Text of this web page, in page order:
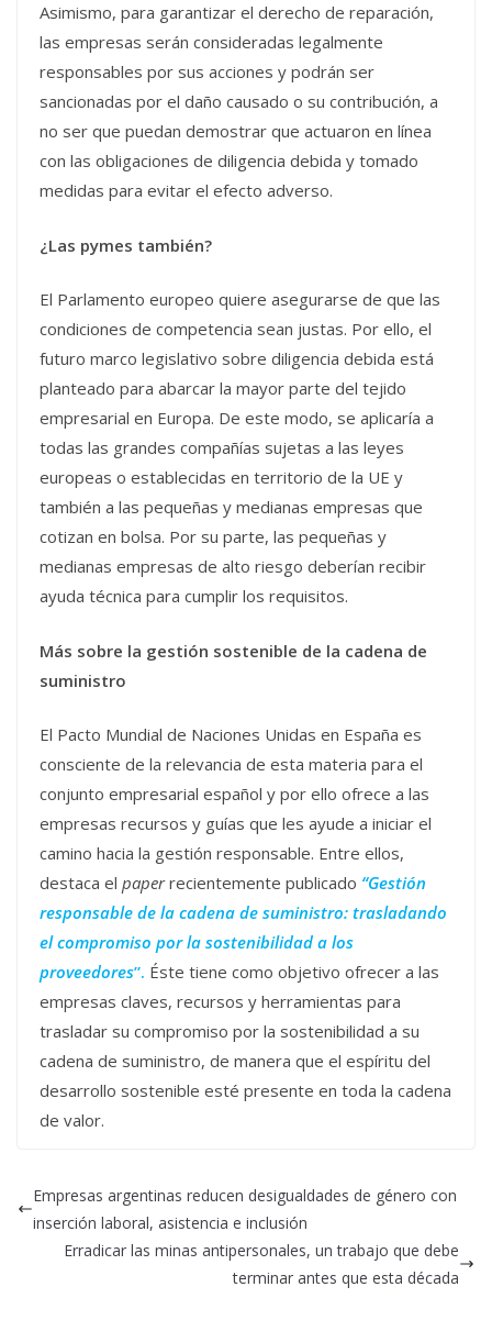
Asimismo, para garantizar el derecho de reparación,
las empresas serán consideradas legalmente
responsables por sus acciones y podrán ser
sancionadas por el daño causado o su contribución, a
no ser que puedan demostrar que actuaron en línea
con las obligaciones de diligencia debida y tomado
medidas para evitar el efecto adverso.
¿Las pymes también?
El Parlamento europeo quiere asegurarse de que las
condiciones de competencia sean justas. Por ello, el
futuro marco legislativo sobre diligencia debida está
planteado para abarcar la mayor parte del tejido
empresarial en Europa. De este modo, se aplicaría a
todas las grandes compañías sujetas a las leyes
europeas o establecidas en territorio de la UE y
también a las pequeñas y medianas empresas que
cotizan en bolsa. Por su parte, las pequeñas y
medianas empresas de alto riesgo deberían recibir
ayuda técnica para cumplir los requisitos.
Más sobre la gestión sostenible de la cadena de
suministro
El Pacto Mundial de Naciones Unidas en España es
consciente de la relevancia de esta materia para el
conjunto empresarial español y por ello ofrece a las
empresas recursos y guías que les ayude a iniciar el
camino hacia la gestión responsable. Entre ellos,
destaca el paperrecientemente publicado “Gestión
responsable de la cadena de suministro: trasladando
el compromiso por la sostenibilidad a los
proveedores”. Éste tiene como objetivo ofrecer a las
empresas claves, recursos y herramientas para
trasladar su compromiso por la sostenibilidad a su
cadena de suministro, de manera que el espíritu del
desarrollo sostenible esté presente en toda la cadena
de valor.
Empresas argentinas reducen desigualdades de género con
inserción laboral, asistencia e inclusión
Erradicar las minas antipersonales, un trabajo que debe
terminar antes que esta década